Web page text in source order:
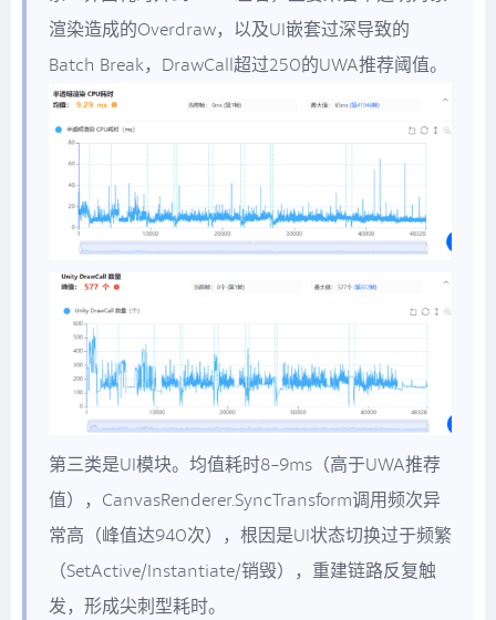
渲染造成的Overdraw，以及UI嵌套过深导致的
Batch Break，DrawCall超过250的UWA推荐阈值。
第三类是UI模块。均值耗时8-9ms（高于UWA推荐
值），CanvasRenderer.SyncTransform调用频次异
常高（峰值达940次），根因是UI状态切换过于频繁
（SetActive/Instantiate/销毁），重建链路反复触
发，形成尖刺型耗时。